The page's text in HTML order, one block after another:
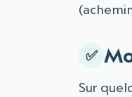
Sur